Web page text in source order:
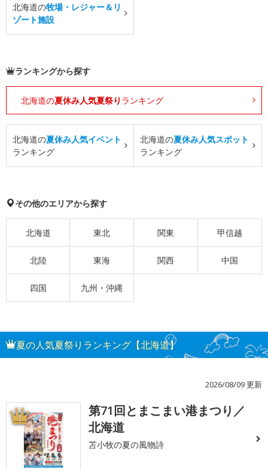
北海道の牧場・レジャー＆リ
ゾート施設
ランキングから探す
北海道の夏休み人気夏祭り ランキング
北海道の夏休み人気イベント
ランキング
北海道の夏休み人気スポット
ランキング
その他のエリアから探す
北海道 東北 関東 甲信越
北陸 東海 関西 中国
四国 九州・沖縄
夏の人気夏祭りランキング【北海道】
2026/08/09 更新
1
第71回とまこまい港まつり／
北海道
苫小牧の夏の風物詩